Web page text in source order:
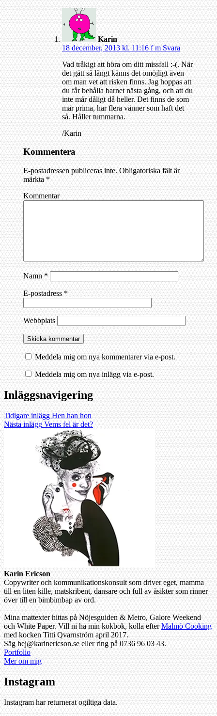
Karin
18 december, 2013 kl. 11:16 f mSvara
Vad tråkigt att höra om ditt missfall :-(. När
det gått så långt känns det omöjligt även
om man vet att risken finns. Jag hoppas att
du får behålla barnet nästa gång, och att du
inte mår dåligt då heller. Det finns de som
mår prima, har flera vänner som haft det
så. Håller tummarna.
/Karin
Kommentera
E-postadressen publiceras inte.Obligatoriska fält är
märkta*
Kommentar
Namn*
E-postadress*
Webbplats
Meddela mig om nya kommentarer via e-post.
Meddela mig om nya inlägg via e-post.
Inläggsnavigering
Tidigare inläggHen han hon
Nästa inläggVems fel är det?
Karin Ericson
Copywriter och kommunikationskonsult som driver eget, mamma
till en liten kille, matskribent, dansare och full av åsikter som rinner
över till en bimbimbap av ord.
Mina mattexter hittas på Nöjesguiden & Metro, Galore Weekend
och White Paper. Vill ni ha min kokbok, kolla efterMalmö Cooking
med kocken Titti Qvarnström april 2017.
Säg hej@karinericson.se eller ring på 0736 96 03 43.
Portfolio
Mer om mig
Instagram
Instagram har returnerat ogiltiga data.